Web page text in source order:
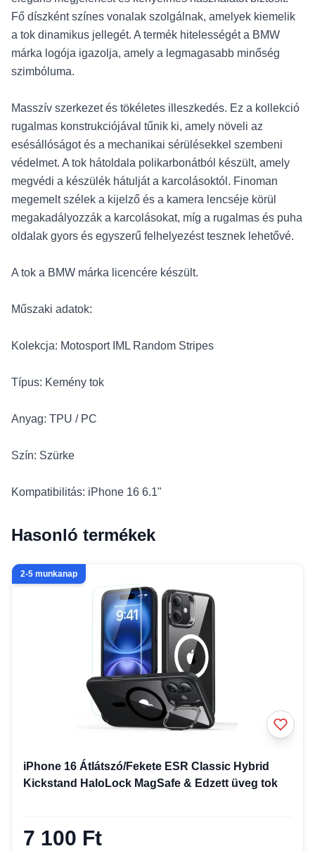
Fő díszként színes vonalak szolgálnak, amelyek kiemelik
a tok dinamikus jellegét. A termék hitelességét a BMW
márka logója igazolja, amely a legmagasabb minőség
szimbóluma.
Masszív szerkezet és tökéletes illeszkedés. Ez a kollekció
rugalmas konstrukciójával tűnik ki, amely növeli az
esésállóságot és a mechanikai sérülésekkel szembeni
védelmet. A tok hátoldala polikarbonátból készült, amely
megvédi a készülék hátulját a karcolásoktól. Finoman
megemelt szélek a kijelző és a kamera lencséje körül
megakadályozzák a karcolásokat, míg a rugalmas és puha
oldalak gyors és egyszerű felhelyezést tesznek lehetővé.
A tok a BMW márka licencére készült.
Műszaki adatok:
Kolekcja: Motosport IML Random Stripes
Típus: Kemény tok
Anyag: TPU / PC
Szín: Szürke
Kompatibilitás: iPhone 16 6.1"
Hasonló termékek
2-5 munkanap
iPhone 16 Átlátszó/Fekete ESR Classic Hybrid
Kickstand HaloLock MagSafe & Edzett üveg tok
7 100 Ft